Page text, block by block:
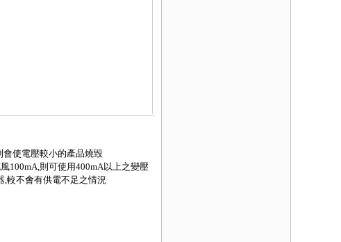
會使電壓較小的產品燒毀
100mA,則可使用400mA以上之變壓
,較不會有供電不足之情況